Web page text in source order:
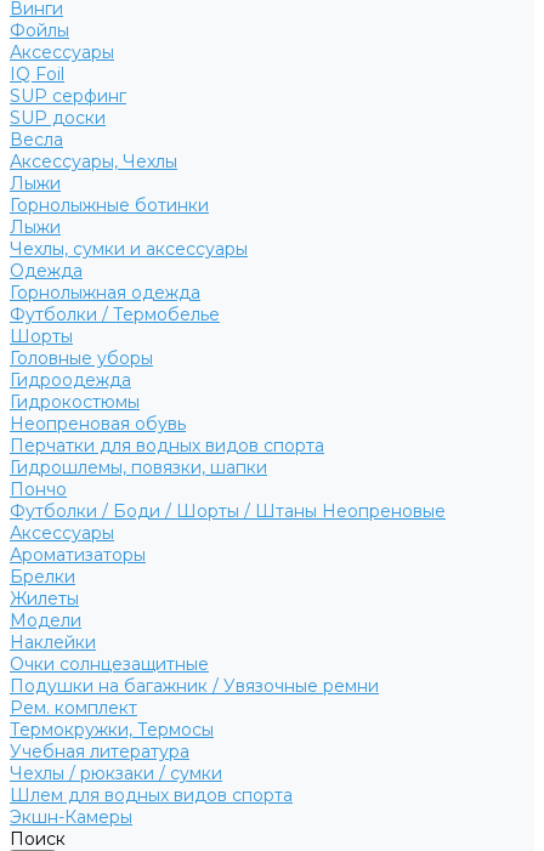
Винги
Фойлы
Аксессуары
IQ Foil
SUP серфинг
SUP доски
Весла
Аксессуары, Чехлы
Лыжи
Горнолыжные ботинки
Лыжи
Чехлы, сумки и аксессуары
Одежда
Горнолыжная одежда
Футболки / Термобелье
Шорты
Головные уборы
Гидроодежда
Гидрокостюмы
Неопреновая обувь
Перчатки для водных видов спорта
Гидрошлемы, повязки, шапки
Пончо
Футболки / Боди / Шорты / Штаны Неопреновые
Аксессуары
Ароматизаторы
Брелки
Жилеты
Модели
Наклейки
Очки солнцезащитные
Подушки на багажник / Увязочные ремни
Рем. комплект
Термокружки, Термосы
Учебная литература
Чехлы / рюкзаки / сумки
Шлем для водных видов спорта
Экшн-Камеры
Поиск